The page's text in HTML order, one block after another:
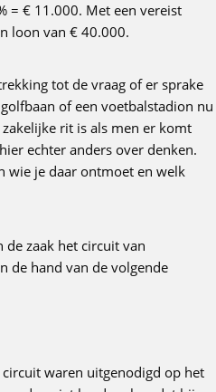
= € 11.000. Met een vereist
loon van € 40.000.
tot de vraag of er sprake
of een voetbalstadion nu
rit is als men er komt
echter anders over denken.
wie je daar ontmoet en welk
de zaak het circuit van
de hand van de volgende
waren uitgenodigd op het